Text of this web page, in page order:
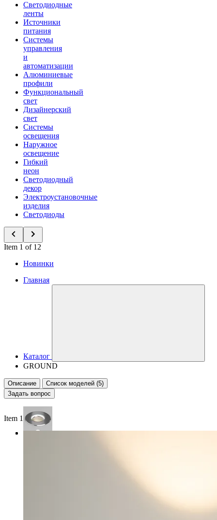
Светодиодные
ленты
Источники
питания
Системы
управления
и
автоматизации
Алюминиевые
профили
Функциональный
свет
Дизайнерский
свет
Системы
освещения
Наружное
освещение
Гибкий
неон
Светодиодный
декор
Электроустановочные
изделия
Светодиоды
Item 1 of 12
Новинки
Главная
Каталог
GROUND
Описание
Список моделей (5)
Задать вопрос
Item 1 of 3